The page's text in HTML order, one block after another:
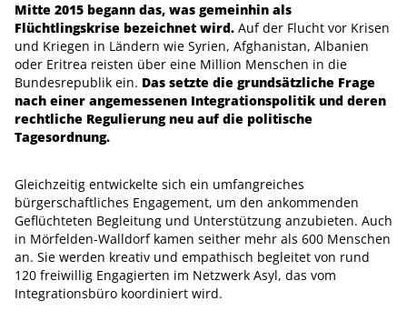
Mitte 2015 begann das, was gemeinhin als
Flüchtlingskrise bezeichnet wird. Auf der Flucht vor Krisen
und Kriegen in Ländern wie Syrien, Afghanistan, Albanien
oder Eritrea reisten über eine Million Menschen in die
Bundesrepublik ein. Das setzte die grundsätzliche Frage
nach einer angemessenen Integrationspolitik und deren
rechtliche Regulierung neu auf die politische
Tagesordnung.
Gleichzeitig entwickelte sich ein umfangreiches
bürgerschaftliches Engagement, um den ankommenden
Geflüchteten Begleitung und Unterstützung anzubieten. Auch
in Mörfelden-Walldorf kamen seither mehr als 600 Menschen
an. Sie werden kreativ und empathisch begleitet von rund
120 freiwillig Engagierten im Netzwerk Asyl, das vom
Integrationsbüro koordiniert wird.